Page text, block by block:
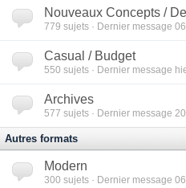
Nouveaux Concepts /
779 sujets · Dernier message
Casual / Budget
550 sujets · Dernier message
Archives
577 sujets · Dernier message
Autres formats
Modern
300 sujets · Dernier message